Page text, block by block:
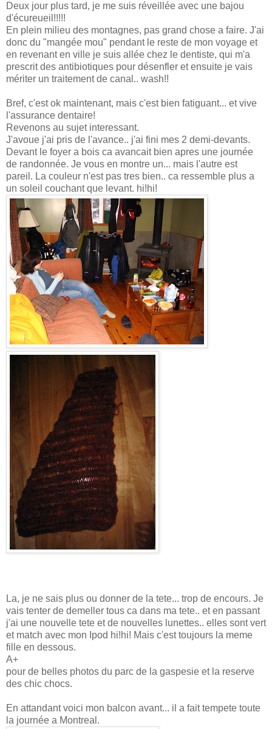
Deux jour plus tard, je me suis réveillée avec une bajou
d'écureueil!!!!!
En plein milieu des montagnes, pas grand chose a faire. J'ai
donc du "mangée mou" pendant le reste de mon voyage et
en revenant en ville je suis allée chez le dentiste, qui m'a
prescrit des antibiotiques pour désenfler et ensuite je vais
mériter un traitement de canal.. wash!!
Bref, c'est ok maintenant, mais c'est bien fatiguant... et vive
l'assurance dentaire!
Revenons au sujet interessant.
J'avoue j'ai pris de l'avance.. j'ai fini mes 2 demi-devants.
Devant le foyer a bois ca avancait bien apres une journée
de randonnée. Je vous en montre un... mais l'autre est
pareil. La couleur n'est pas tres bien.. ca ressemble plus a
un soleil couchant que levant. hi!hi!
La, je ne sais plus ou donner de la tete... trop de encours. Je
vais tenter de demeller tous ca dans ma tete.. et en passant
j'ai une nouvelle tete et de nouvelles lunettes.. elles sont vert
et match avec mon Ipod hi!hi! Mais c'est toujours la meme
fille en dessous.
A+
pour de belles photos du parc de la gaspesie et la reserve
des chic chocs.
En attandant voici mon balcon avant... il a fait tempete toute
la journée a Montreal.